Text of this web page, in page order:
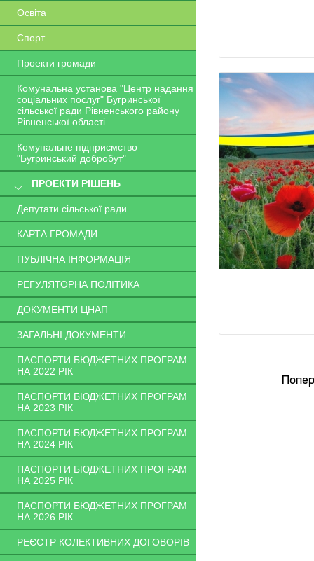
Освіта
Спорт
Проекти громади
Комунальна установа "Центр надання
соціальних послуг" Бугринської
сільської ради Рівненського району
Рівненської області
Комунальне підприємство
"Бугринський добробут"
ПРОЕКТИ РІШЕНЬ
Депутати сільської ради
КАРТА ГРОМАДИ
ПУБЛІЧНА ІНФОРМАЦІЯ
РЕГУЛЯТОРНА ПОЛІТИКА
ДОКУМЕНТИ ЦНАП
ЗАГАЛЬНІ ДОКУМЕНТИ
ПАСПОРТИ БЮДЖЕТНИХ ПРОГРАМ
НА 2022 РІК
ПАСПОРТИ БЮДЖЕТНИХ ПРОГРАМ
НА 2023 РІК
ПАСПОРТИ БЮДЖЕТНИХ ПРОГРАМ
НА 2024 РІК
ПАСПОРТИ БЮДЖЕТНИХ ПРОГРАМ
НА 2025 РІК
ПАСПОРТИ БЮДЖЕТНИХ ПРОГРАМ
НА 2026 РІК
РЕЄСТР КОЛЕКТИВНИХ ДОГОВОРІВ